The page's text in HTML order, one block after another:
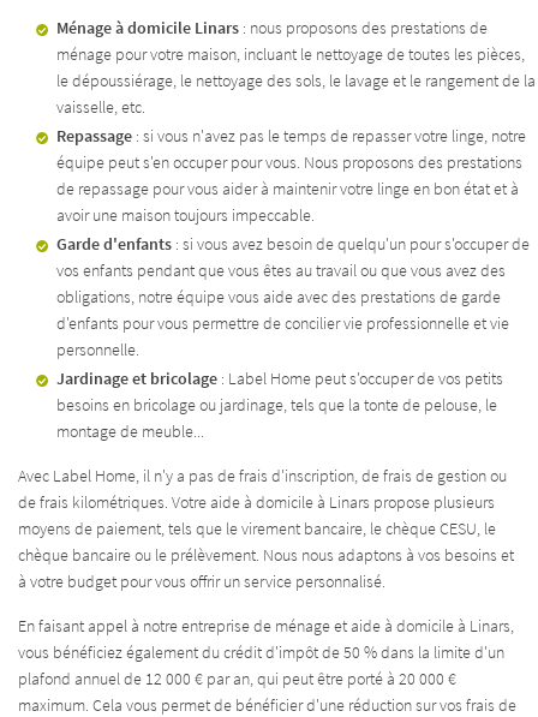
ACCUEIL
- FORMATION
DE LA MAISON
D’ENFANTS
– BRICOLAGE
TARIFS
ACTUALITÉS
AVIS
CONTACT
Une
05 45 82 44 05
INSCRIPTION
Ménage à domicile Linars : nous proposons des prestations de
ménage pour votre maison, incluant le nettoyage de toutes les pièces,
le dépoussiérage, le nettoyage des sols, le lavage et le rangement de la
vaisselle, etc.
Repassage : si vous n'avez pas le temps de repasser votre linge, notre
équipe peut s'en occuper pour vous. Nous proposons des prestations
de repassage pour vous aider à maintenir votre linge en bon état et à
avoir une maison toujours impeccable.
Garde d'enfants : si vous avez besoin de quelqu'un pour s'occuper de
vos enfants pendant que vous êtes au travail ou que vous avez des
obligations, notre équipe vous aide avec des prestations de garde
d'enfants pour vous permettre de concilier vie professionnelle et vie
personnelle.
Jardinage et bricolage : Label Home peut s'occuper de vos petits
besoins en bricolage ou jardinage, tels que la tonte de pelouse, le
montage de meuble...
Avec Label Home, il n'y a pas de frais d'inscription, de frais de gestion ou
de frais kilométriques. Votre aide à domicile à Linars propose plusieurs
moyens de paiement, tels que le virement bancaire, le chèque CESU, le
chèque bancaire ou le prélèvement. Nous nous adaptons à vos besoins et
à votre budget pour vous offrir un service personnalisé.
En faisant appel à notre entreprise de ménage et aide à domicile à Linars,
vous bénéficiez également du crédit d'impôt de 50 % dans la limite d'un
plafond annuel de 12 000 € par an, qui peut être porté à 20 000 €
maximum. Cela vous permet de bénéficier d'une réduction sur vos frais de